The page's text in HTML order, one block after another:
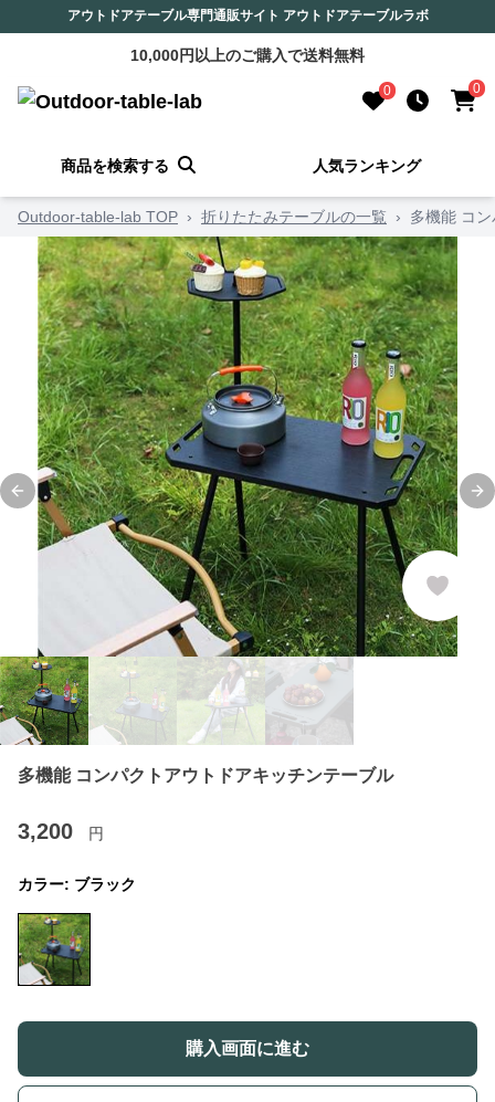
アウトドアテーブル専門通販サイト アウトドアテーブルラボ
10,000円以上のご購入で送料無料
0 0
商品を検索する 人気ランキング
Outdoor-table-lab TOP › 折りたたみテーブルの一覧 › 多機能 コ
Previous slide
多機能 コンパクトアウトドアキッチンテーブル
3,200 円
カラー: ブラック
購入画面に進む